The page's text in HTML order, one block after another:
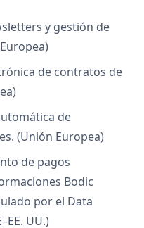
y gestión de
de contratos de
de
(Unión Europea)
de pagos
Bodic
por el Data
UU.)